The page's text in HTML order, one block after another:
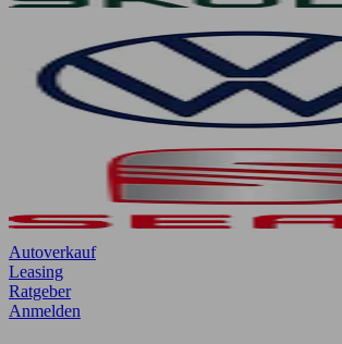
Autoverkauf
Leasing
Ratgeber
Anmelden